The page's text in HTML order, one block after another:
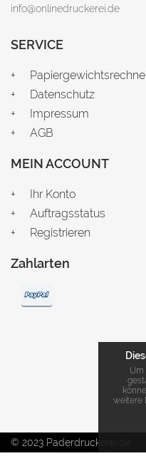
info@onlinedruckerei.de
SERVICE
Datenschutz
Impressum
AGB
MEIN ACCOUNT
Ihr Konto
Auftragsstatus
Registrieren
Zahlarten
© 2023 Paderdruckerei.de
Um
weitere